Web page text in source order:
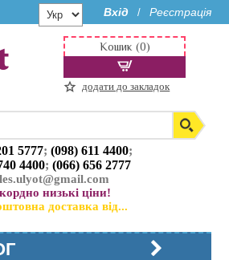
Вхід / Реєстрація
5777;(098) 611 4400;
4400;(066) 656 2777
низькі ціни!
доставка від...
Кошик (0)
додати до закладок